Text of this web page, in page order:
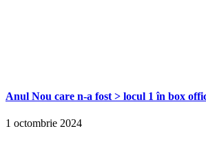
Anul Nou care n-a fost > locul 1 în box
1 octombrie 2024